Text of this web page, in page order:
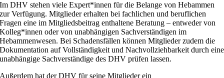
Im DHV stehen viele Expert*innen für die Belange von Hebammen
zur Verfügung. Mitglieder erhalten bei fachlichen und beruflichen
Fragen eine im Mitgliedsbeitrag enthaltene Beratung – entweder von
Kolleg*innen oder von unabhängigen Sachverständigen im
Hebammenwesen. Bei Schadensfällen können Mitglieder zudem die
Dokumentation auf Vollständigkeit und Nachvollziehbarkeit durch eine
unabhängige Sachverständige des DHV prüfen lassen.
Außerdem hat der DHV für seine Mitglieder ein